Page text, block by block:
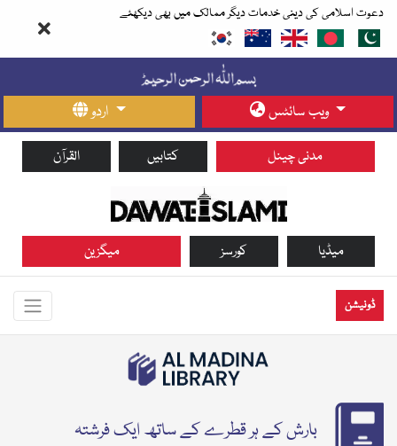
دعوت اسلامی کی دینی خدمات دیگر ممالک میں بھی دیکھئے
اردو ویب سائٹس
القرآن کتابیں مدنی چینل
میگزین کورسز میڈیا
ڈونیشن
بارش کے ہر قطرے کے ساتھ ایک فرشتہ